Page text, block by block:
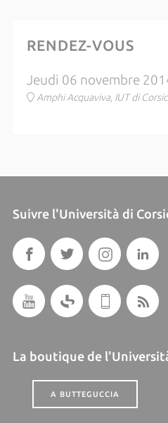
RENDEZ-VOUS
Jeudi 06 novembre
Amphi Acquaviva, IUT di
Suivre l'Università di
La boutique de
A BUTTEGUCCIA